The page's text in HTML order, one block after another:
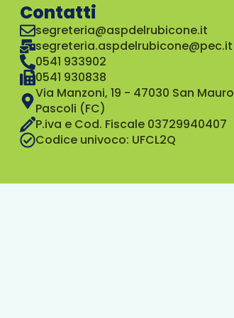
Contatti
segreteria@aspdelrubicone.it
segreteria.aspdelrubicone@pec.it
0541 933902
0541 930838
Via Manzoni, 19 - 47030 San Mauro
Pascoli (FC)
P.iva e Cod. Fiscale 03729940407
Codice univoco: UFCL2Q